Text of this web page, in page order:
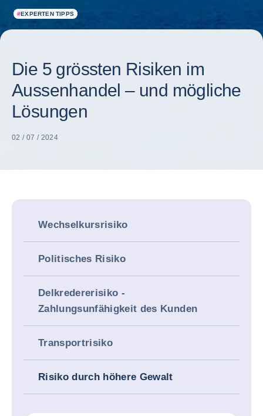
#EXPERTEN TIPPS
Die 5 grössten Risiken im
Aussenhandel – und mögliche
Lösungen
02 / 07 / 2024
Wechselkursrisiko
Politisches Risiko
Delkredererisiko -
Zahlungsunfähigkeit des Kunden
Transportrisiko
Risiko durch höhere Gewalt